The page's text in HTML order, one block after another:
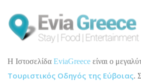
H Ιστοσελίδα EviaGreece είναι ο
Τουριστικός Οδηγός της Εύβοιας.